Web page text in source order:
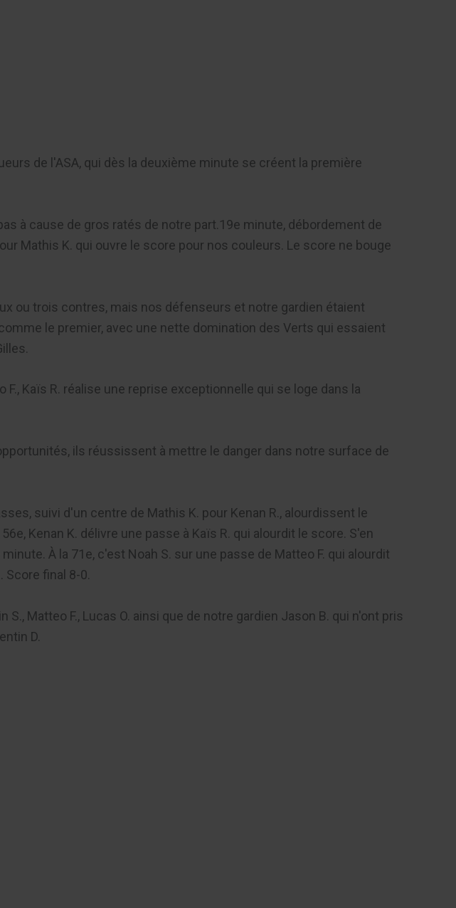
de l'ASA, qui dès la deuxième minute se créent la première
à cause de gros ratés de notre part.19e minute, débordement de
Mathis K. qui ouvre le score pour nos couleurs. Le score ne bouge
ou trois contres, mais nos défenseurs et notre gardien étaient
le premier, avec une nette domination des Verts qui essaient
Kaïs R. réalise une reprise exceptionnelle qui se loge dans la
ils réussissent à mettre le danger dans notre surface de
suivi d'un centre de Mathis K. pour Kenan R., alourdissent le
Kenan K. délivre une passe à Kaïs R. qui alourdit le score. S'en
À la 71e, c'est Noah S. sur une passe de Matteo F. qui alourdit
Score final 8-0.
Matteo F., Lucas O. ainsi que de notre gardien Jason B. qui n'ont pris
D.